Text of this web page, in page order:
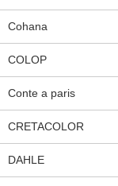
Cohana
COLOP
Conte a paris
CRETACOLOR
DAHLE